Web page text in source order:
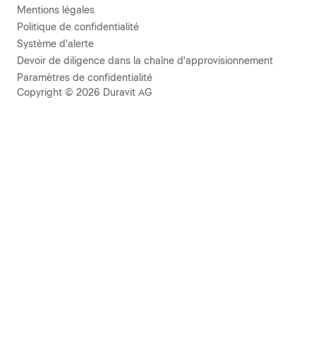
Mentions légales
Politique de confidentialité
Système d'alerte
Devoir de diligence dans la chaîne d'approvisionnement
Paramètres de confidentialité
Copyright © 2026 Duravit AG